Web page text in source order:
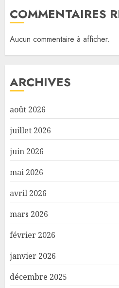
COMMENTAIRES
Aucun commentaire à afficher.
ARCHIVES
août 2026
juillet 2026
juin 2026
mai 2026
avril 2026
mars 2026
février 2026
janvier 2026
décembre 2025